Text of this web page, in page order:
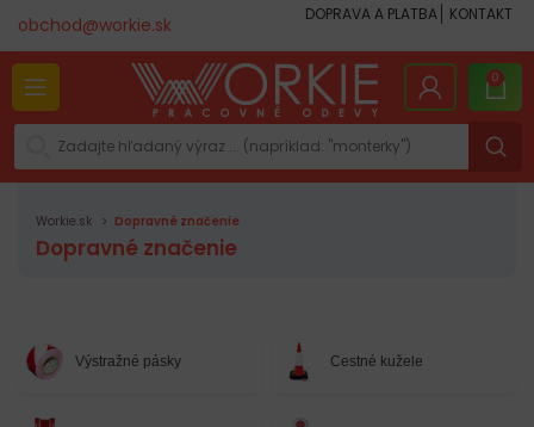
obchod@workie.sk DOPRAVA A PLATBA KONTAKT
0
Workie.sk Dopravné značenie
Dopravné značenie
Výstražné pásky Cestné kužele